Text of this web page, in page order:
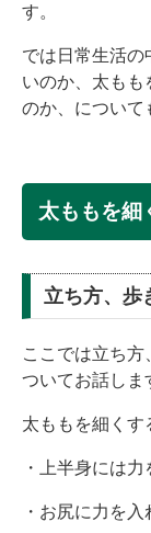
す。
では日常生活の
いのか、太もも
のか、について
太ももを細
立ち方、歩
ここでは立ち
ついてお話しま
太ももを細くす
・上半身には
・お尻に力を入